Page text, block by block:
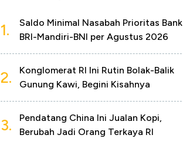
1.
Saldo Minimal Nasabah Prioritas Bank
BRI-Mandiri-BNI per Agustus 2026
2.
Konglomerat RI Ini Rutin Bolak-Balik
Gunung Kawi, Begini Kisahnya
3.
Pendatang China Ini Jualan Kopi,
Berubah Jadi Orang Terkaya RI